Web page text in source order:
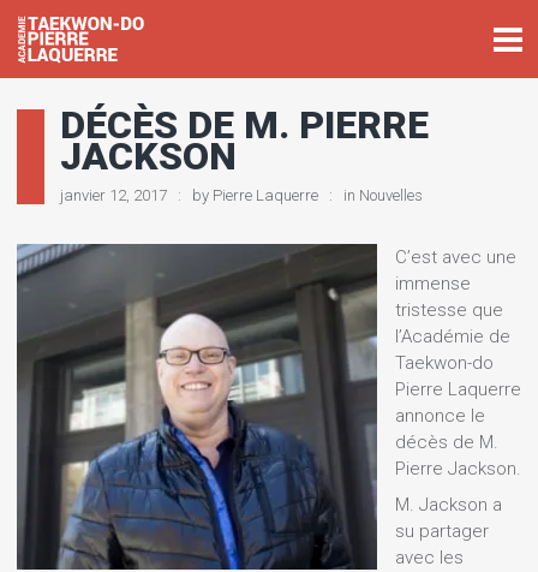
DÉCÈS DE M. PIERRE
JACKSON
janvier 12, 2017 by Pierre Laquerre in Nouvelles
C’est avec une
immense
tristesse que
l’Académie de
Taekwon-do
Pierre Laquerre
annonce le
décès de M.
Pierre Jackson.
M. Jackson a
su partager
avec les